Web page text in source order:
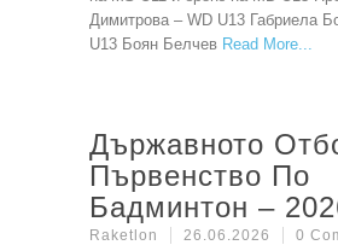
Димитрова – WD U13 Габриела
U13 Боян Белчев Read More
Държавното
Първенство По
Бадминтон –
Raketlon 26.06.2026 0